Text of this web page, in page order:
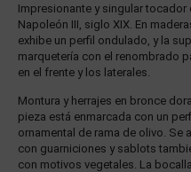
Impresionante y singular
Napoleón III, siglo XIX. En
exhibe un perfil ondulado, y la
marquetería con el renombrado
en el frente y los laterales.
Montura y herrajes en bronce
pieza está enmarcada con un
ornamental de rama de olivo. Se
con guarniciones y sablots
con motivos vegetales. La